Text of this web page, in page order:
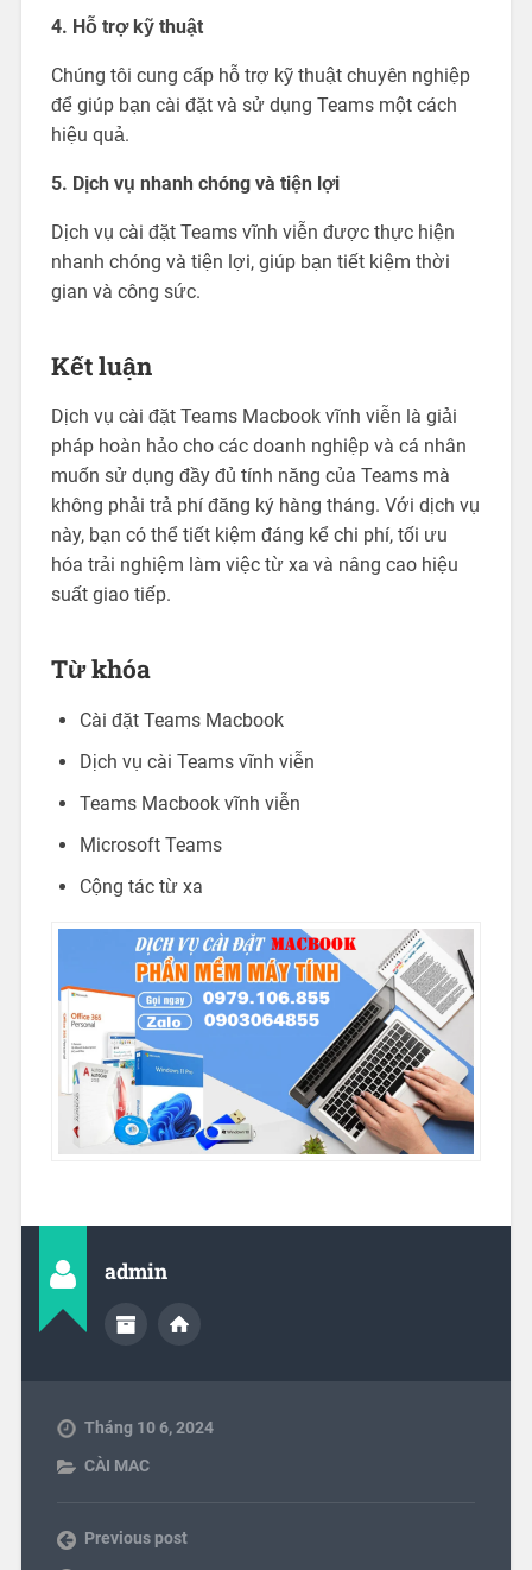
4. Hỗ trợ kỹ thuật
Chúng tôi cung cấp hỗ trợ kỹ thuật chuyên nghiệp
để giúp bạn cài đặt và sử dụng Teams một cách
hiệu quả.
5. Dịch vụ nhanh chóng và tiện lợi
Dịch vụ cài đặt Teams vĩnh viễn được thực hiện
nhanh chóng và tiện lợi, giúp bạn tiết kiệm thời
gian và công sức.
Kết luận
Dịch vụ cài đặt Teams Macbook vĩnh viễn là giải
pháp hoàn hảo cho các doanh nghiệp và cá nhân
muốn sử dụng đầy đủ tính năng của Teams mà
không phải trả phí đăng ký hàng tháng. Với dịch vụ
này, bạn có thể tiết kiệm đáng kể chi phí, tối ưu
hóa trải nghiệm làm việc từ xa và nâng cao hiệu
suất giao tiếp.
Từ khóa
Cài đặt Teams Macbook
Dịch vụ cài Teams vĩnh viễn
Teams Macbook vĩnh viễn
Microsoft Teams
Cộng tác từ xa
admin
Tháng 10 6, 2024
CÀI MAC
Previous post